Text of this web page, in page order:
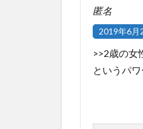
匿名
2019年6月
>>2歳の女
というパ